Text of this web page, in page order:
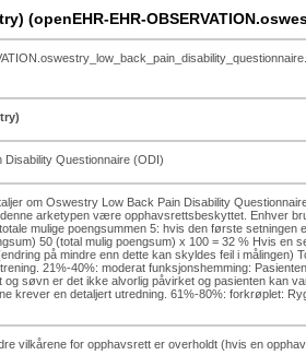
(openEHR-EHR-
Questionnaire (ODI)
om Oswestry Low Back Pain Disability
arketypen være opphavsrettsbeskyttet. Enhver
mulige poengsummen 5: hvis den første
50 (total mulig poengsum) x 100 = 32 % Hvis
på mindre enn dette kan skyldes feil i målingen)
21%-40%: moderat funksjonshemming:
søvn er det ikke alvorlig påvirket og pasienten kan
krever en detaljert utredning. 61%-80%: forkrøplet:
vilkårene for opphavsrett er overholdt (hvis en